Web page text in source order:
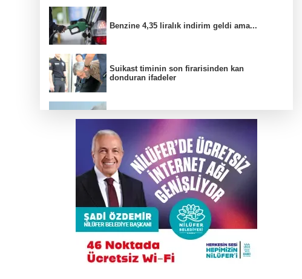
Benzine 4,35 liralık indirim geldi ama...
Suikast timinin son firarisinden kan
donduran ifadeler
Mudanya'da tavuk çiftliğinde yangın çıktı
Elini spiral makinesine kaptırdı
Trump İran'la anlaşmadan yana; Ülkeyi taş
devrine döndürmekten söz ediyordu!
Yıldırım’da yıkıma ‘lüks’ engel